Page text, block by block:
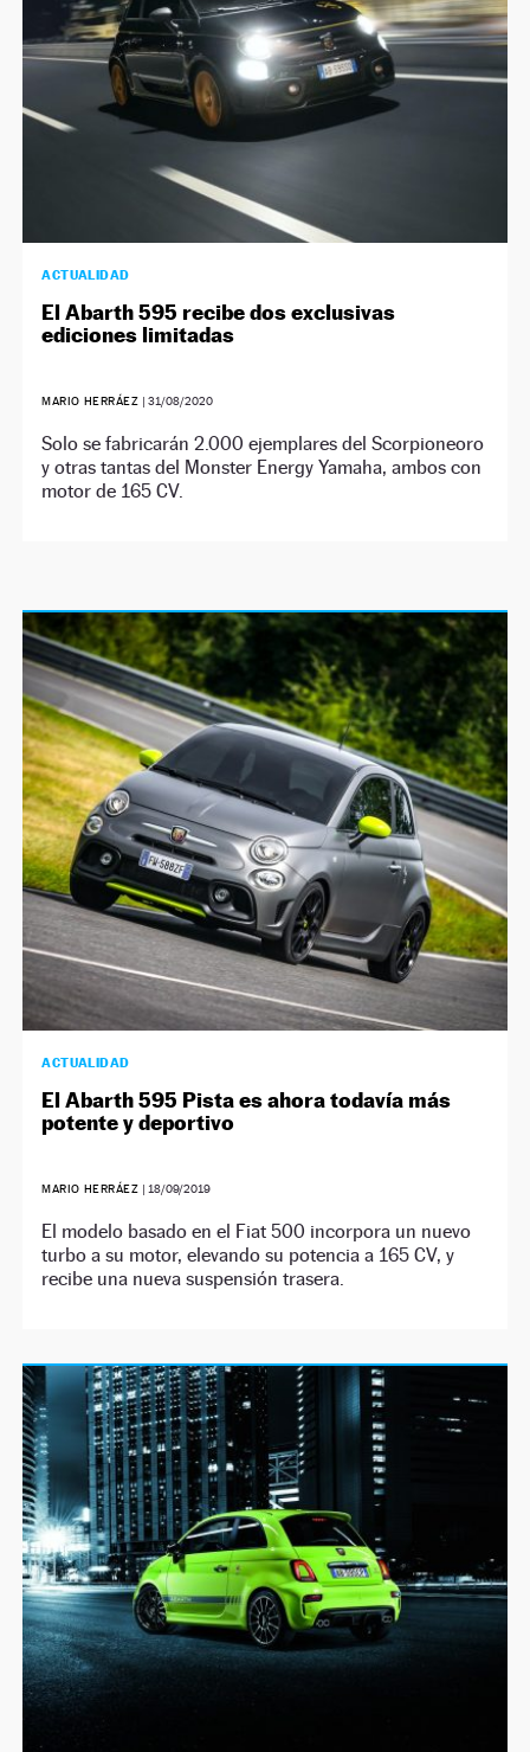
ACTUALIDAD
El Abarth 595 recibe dos exclusivas
ediciones limitadas
MARIO HERRÁEZ | 31/08/2020
Solo se fabricarán 2.000 ejemplares del Scorpioneoro
y otras tantas del Monster Energy Yamaha, ambos con
motor de 165 CV.
ACTUALIDAD
El Abarth 595 Pista es ahora todavía más
potente y deportivo
MARIO HERRÁEZ | 18/09/2019
El modelo basado en el Fiat 500 incorpora un nuevo
turbo a su motor, elevando su potencia a 165 CV, y
recibe una nueva suspensión trasera.